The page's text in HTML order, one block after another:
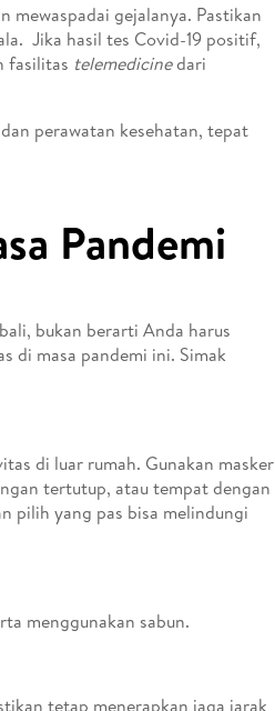
mewaspadai gejalanya. Pastikan
Jika hasil tes Covid-19 positif,
fasilitas telemedicinedari
perawatan kesehatan, tepat
Pandemi
bukan berarti Anda harus
di masa pandemi ini. Simak
di luar rumah. Gunakan masker
tertutup, atau tempat dengan
pilih yang pas bisa melindungi
menggunakan sabun.
tetap menerapkan jaga jarak